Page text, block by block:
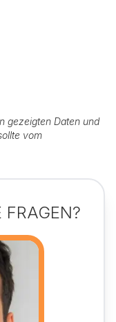
gezeigten Daten und
vom
FRAGEN?